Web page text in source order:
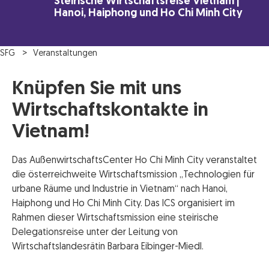
Hanoi, Haiphong und Ho Chi Minh City
SFG Veranstaltungen
Knüpfen Sie mit uns
Wirtschaftskontakte in
Vietnam!
Das AußenwirtschaftsCenter Ho Chi Minh City veranstaltet
die österreichweite Wirtschaftsmission „Technologien für
urbane Räume und Industrie in Vietnam“ nach Hanoi,
Haiphong und Ho Chi Minh City. Das ICS organisiert im
Rahmen dieser Wirtschaftsmission eine steirische
Delegationsreise unter der Leitung von
Wirtschaftslandesrätin Barbara Eibinger-Miedl.